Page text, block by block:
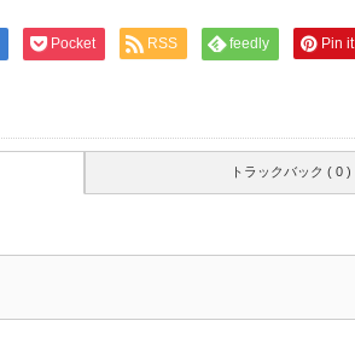
Pocket RSS feedly Pin it
トラックバック ( 0 )